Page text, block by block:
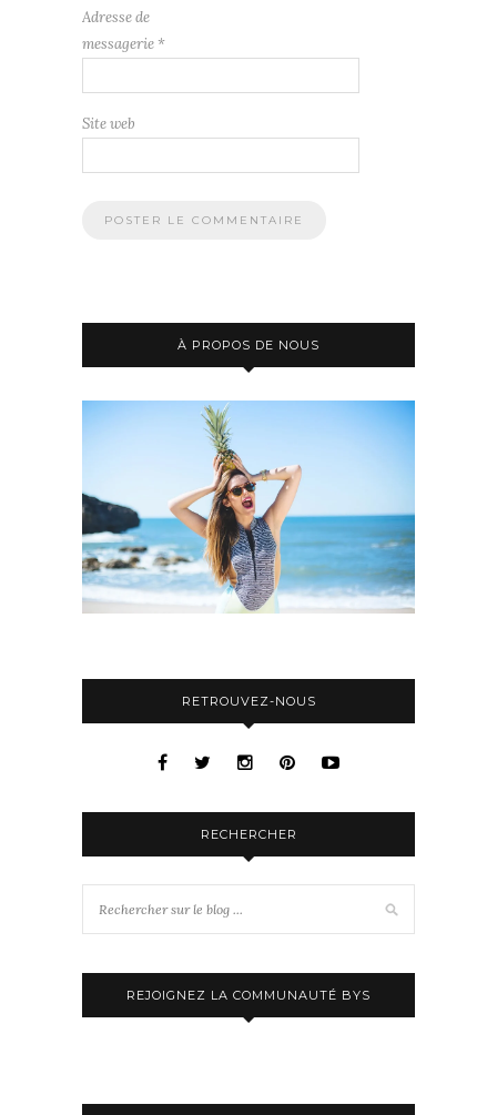
Adresse de
messagerie *
Site web
À PROPOS DE NOUS
RETROUVEZ-NOUS
RECHERCHER
REJOIGNEZ LA COMMUNAUTÉ BYS